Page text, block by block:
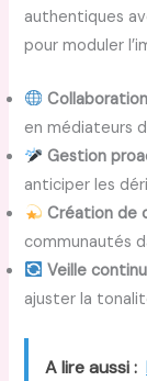
authentiques
pour moduler
en médiateurs
Gestion
anticiper les
Création de
communautés
Veille
ajuster la
A lire aussi :